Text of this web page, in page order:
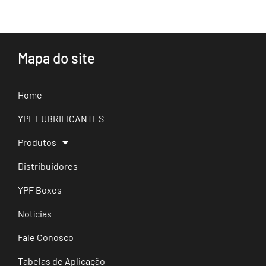
A plataforma destina-se exclusivamente à busca e
comparação de óleos lubrificantes, não realizando a
O usuário pode se cadastrar, fornecendo informações
guarda de suas credenciais de acesso.
Usar a plataforma de forma lícita;
informações obtidas sem autorização;
O BUSCADOR YPF Lubrificantes não se responsabiliza
por:
terceiros;
Mapa do site
Home
YPF LUBRIFICANTES
Produtos
Distribuidores
YPF Boxes
Notícias
Fale Conosco
Tabelas de Aplicação